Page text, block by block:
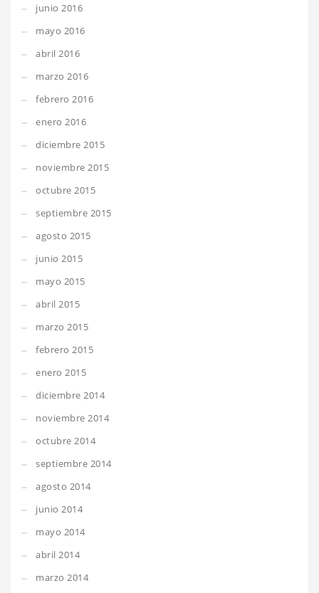
junio 2016
mayo 2016
abril 2016
marzo 2016
febrero 2016
enero 2016
diciembre 2015
noviembre 2015
octubre 2015
septiembre 2015
agosto 2015
junio 2015
mayo 2015
abril 2015
marzo 2015
febrero 2015
enero 2015
diciembre 2014
noviembre 2014
octubre 2014
septiembre 2014
agosto 2014
junio 2014
mayo 2014
abril 2014
marzo 2014